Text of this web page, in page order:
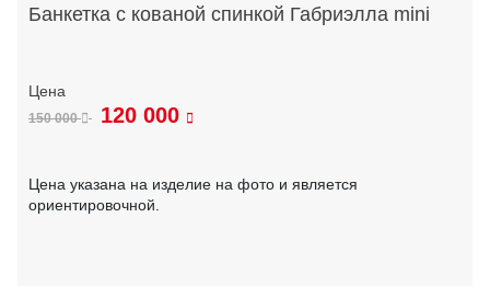
Банкетка с кованой спинкой Габриэлла mini
150 000 120 000
Цена указана на изделие на фото и является
ориентировочной.